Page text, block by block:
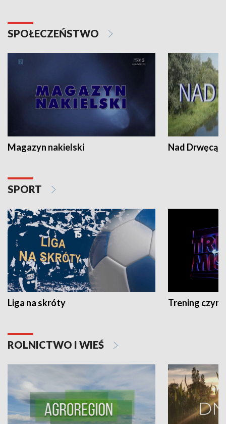
SPOŁECZEŃSTWO
Magazyn nakielski Nad Drwęcą
SPORT
Liga na skróty Trening czyni
ROLNICTWO I WIEŚ